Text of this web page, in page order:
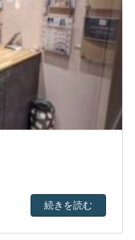
続きを読む